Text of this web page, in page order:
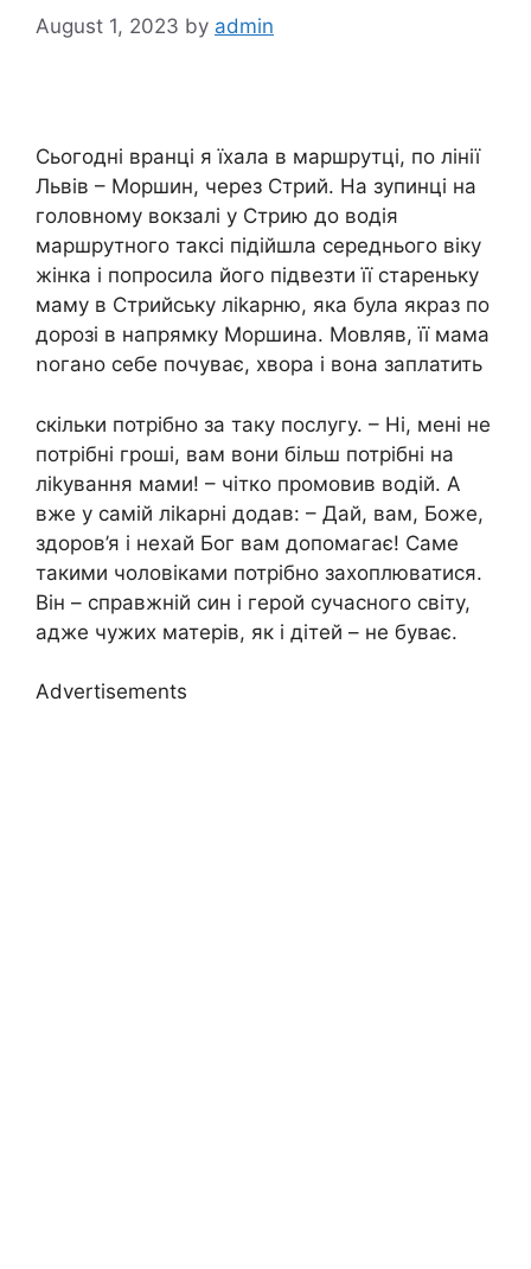
August 1, 2023 by admin
Сьогодні вранці я їхала в маршрутці, по лінії
Львів – Моршин, через Стрий. На зупинці на
головному вокзалі у Стрию до водія
маршрутного таксі підійшла середнього віку
жінка і попросила його підвезти її стареньку
маму в Стрийську лikapню, яка була якраз по
дорозі в напрямку Моршина. Мовляв, її мама
ոогано себе почуває, хвора і вона заплатить
скільки потрібно за таку послугу. – Ні, мені не
потрібні гроші, вам вони більш потрібні на
лikyвання мами! – чітко промовив водій. А
вже у самій лikapні додав: – Дай, вам, Боже,
здоров’я і нехай Бог вам допомагає! Саме
такими чоловіками потрібно захоплюватися.
Він – справжній син і герой сучасного світу,
адже чужих матерів, як і дітей – не буває.
Advertisements